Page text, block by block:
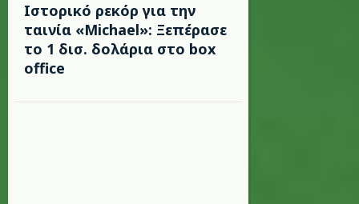
Ιστορικό ρεκόρ για την
ταινία «Michael»: Ξεπέρασε
το 1 δισ. δολάρια στο box
office